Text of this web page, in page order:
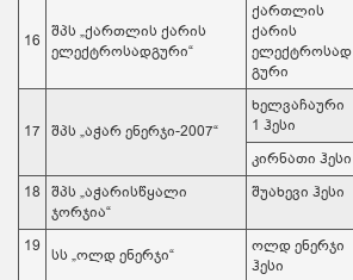
16
შპს „ქართლის ქარის
ელექტროსადგური“
ქართლის
ქარის
ელექტროსად
გური
17 შპს „აჭარ ენერჯი-2007“
ხელვაჩაური
1 ჰესი
კირნათი ჰესი
18
შპს „აჭარისწყალი
ჯორჯია“
შუახევი ჰესი
19 სს „ოლდ ენერჯი“
ოლდ ენერჯი
ჰესი